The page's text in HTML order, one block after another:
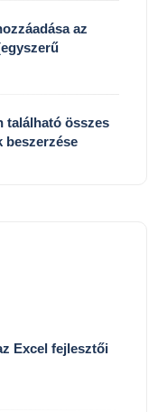
az
található összes
beszerzése
Excel fejlesztői